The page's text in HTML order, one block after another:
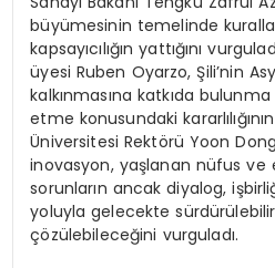
büyümesinin temelinde
kapsayıcılığın yattığını
üyesi Ruben Oyarzo, Şili’nin
kalkınmasına katkıda bulunma
etme konusundaki
Üniversitesi Rektörü Yoon
inovasyon, yaşlanan nüfus ve
sorunların ancak diyalog,
yoluyla gelecekte
çözülebileceğini vurguladı.